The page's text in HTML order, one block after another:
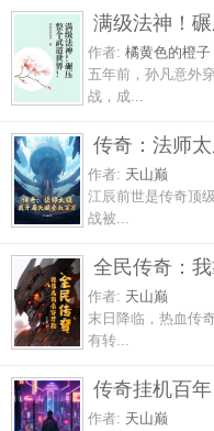
满级法神！
作者: 橘黄色的橙子
五年前，孙凡意外
战，成...
传奇：法师
作者: 天山巅
江辰前世是传奇顶
战被...
全民传奇：
作者: 天山巅
末日降临，热血传
有转...
传奇挂机百
作者: 天山巅